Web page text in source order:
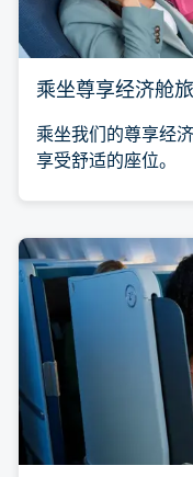
乘坐尊享经济舱
乘坐我们的尊享经
享受舒适的座位。